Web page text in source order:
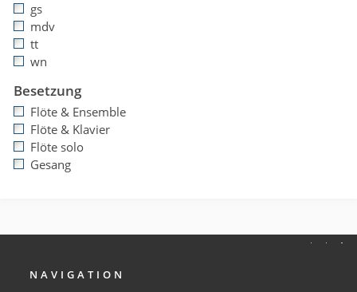
gs
mdv
tt
wn
Besetzung
Flöte & Ensemble
Flöte & Klavier
Flöte solo
Gesang
NAVIGATION